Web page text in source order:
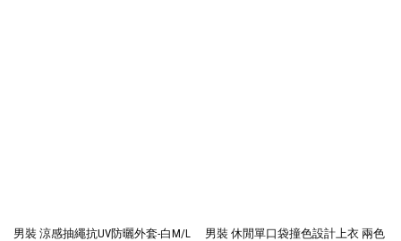
男裝 涼感抽繩抗UV防曬外套-白M/L
男裝 休閒單口袋撞色設計上衣 兩色